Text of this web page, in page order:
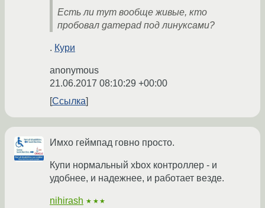
Есть ли тут вообще живые, кто
пробовал gamepad под линуксами?
. Кури
anonymous
21.06.2017 08:10:29 +00:00
Ссылка
Имхо геймпад говно просто.
Купи нормальный xbox контроллер - и
удобнее, и надежнее, и работает везде.
nihirash ★★★